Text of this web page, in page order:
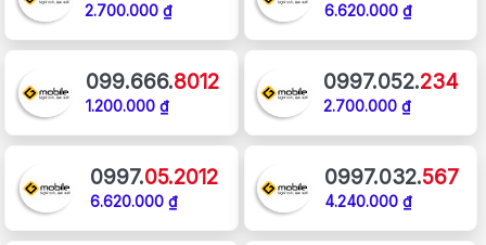
2.700.000 ₫ 6.620.000 ₫
099.666.8012
1.200.000 ₫
0997.052.234
2.700.000 ₫
0997.05.2012
6.620.000 ₫
0997.032.567
4.240.000 ₫